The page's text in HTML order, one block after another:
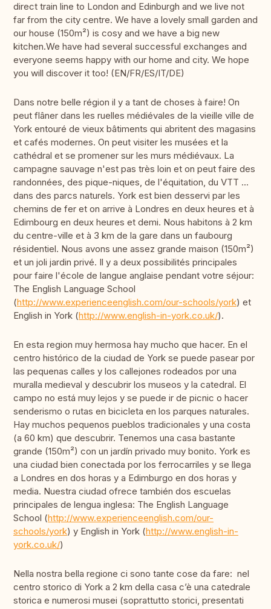
direct train line to London and Edinburgh and we live not
far from the city centre. We have a lovely small garden and
our house (150m²) is cosy and we have a big new
kitchen.We have had several successful exchanges and
everyone seems happy with our home and city. We hope
you will discover it too! (EN/FR/ES/IT/DE)
Dans notre belle région il y a tant de choses à faire! On
peut flâner dans les ruelles médiévales de la vieille ville de
York entouré de vieux bâtiments qui abritent des magasins
et cafés modernes. On peut visiter les musées et la
cathédral et se promener sur les murs médiévaux. La
campagne sauvage n'est pas très loin et on peut faire des
randonnées, des pique-niques, de l'équitation, du VTT ...
dans des parcs naturels. York est bien desservi par les
chemins de fer et on arrive à Londres en deux heures et à
Edimbourg en deux heures et demi. Nous habitons à 2 km
du centre-ville et à 3 km de la gare dans un faubourg
résidentiel. Nous avons une assez grande maison (150m²)
et un joli jardin privé. Il y a deux possibilités principales
pour faire l'école de langue anglaise pendant votre séjour:
The English Language School
(http://www.experienceenglish.com/our-schools/york) et
English in York (http://www.english-in-york.co.uk/).
En esta region muy hermosa hay mucho que hacer. En el
centro histórico de la ciudad de York se puede pasear por
las pequenas calles y los callejones rodeados por una
muralla medieval y descubrir los museos y la catedral. El
campo no está muy lejos y se puede ir de picnic o hacer
senderismo o rutas en bicicleta en los parques naturales.
Hay muchos pequenos pueblos tradicionales y una costa
(a 60 km) que descubrir. Tenemos una casa bastante
grande (150m²) con un jardín privado muy bonito. York es
una ciudad bien conectada por los ferrocarriles y se llega
a Londres en dos horas y a Edimburgo en dos horas y
media. Nuestra ciudad ofrece también dos escuelas
principales de lengua inglesa: The English Language
School (http://www.experienceenglish.com/our-
schools/york) y English in York (http://www.english-in-
york.co.uk/)
Nella nostra bella regione ci sono tante cose da fare: nel
centro storico di York a 2 km della casa c’è una catedrale
storica e numerosi musei (soprattutto storici, presentati